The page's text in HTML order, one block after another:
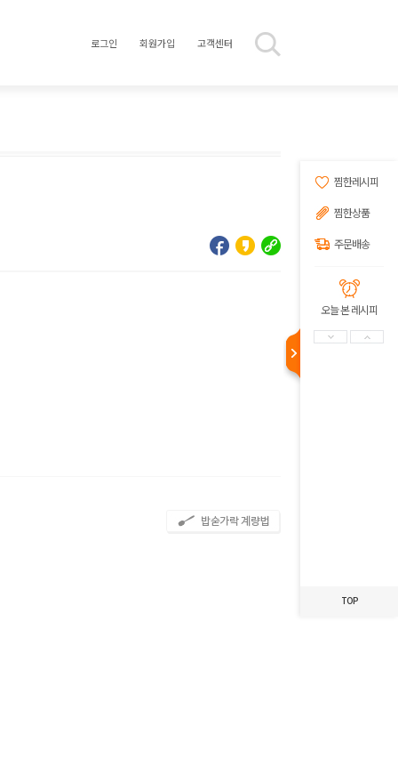
로그인 회원가입 고객센터
찜한레시피
찜한상품
주문배송
오늘 본 레시피
TOP